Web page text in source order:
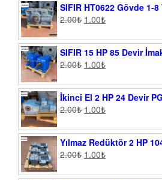
SIFIR HT0622 Gövde 1-
2.00₺ 1.00₺
SIFIR 15 HP 85 Devir
2.00₺ 1.00₺
İkinci El 2 HP 24 Devir
2.00₺ 1.00₺
Yılmaz Redüktör 2 HP
2.00₺ 1.00₺